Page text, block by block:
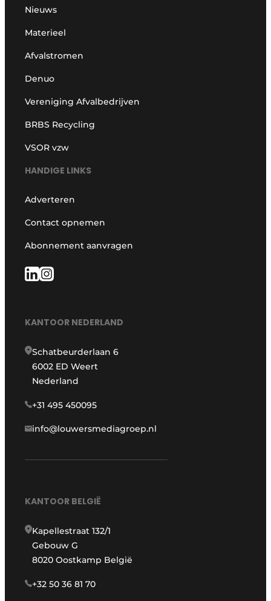
Nieuws
Materieel
Afvalstromen
Denuo
Vereniging Afvalbedrijven
BRBS Recycling
VSOR vzw
HANDIGE LINKS
Adverteren
Contact opnemen
Abonnement aanvragen
KANTOOR NEDERLAND
Schatbeurderlaan 6
6002 ED Weert
Nederland
+31 495 450095
info@louwersmediagroep.nl
KANTOOR BELGIË
Kapellestraat 132/1
Gebouw G
8020 Oostkamp België
+32 50 36 81 70